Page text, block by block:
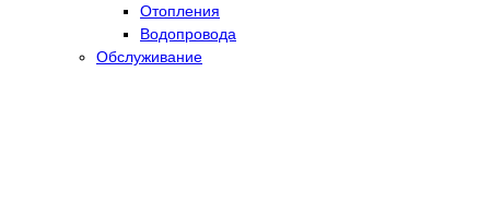
Отопления
Водопровода
Обслуживание